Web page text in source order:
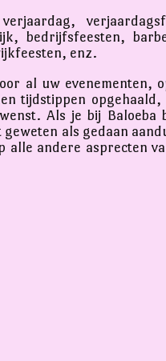
bedrijfsfeesten,
enz.
al uw evenementen,
tijdstippen opgehaald,
Als je bij Baloeba
als gedaan
alle andere asprecten